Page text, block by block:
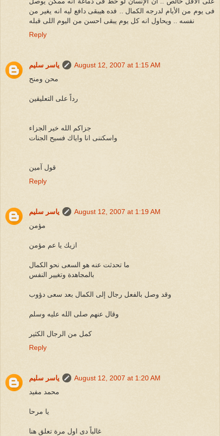
فى يوم من الأيام لدرجه الكمال .. فده هيبقى دافع ليه انه يغير من
نفسه .. ويحاول انه كل يوم يبقى احسن من اليوم اللى قبله
Reply
ياسر سليم
August 12, 2007 at 1:15 AM
محن ومنح
رداً على التعليقين
جزاكم الله خير الجزاء
واسكننى انا واياك فسيح الجنات
قول آمين
Reply
ياسر سليم
August 12, 2007 at 1:19 AM
مؤمن
ازيك يا عم مؤمن
ما تحدثت عنه هو السعى نحو الكمال
بالمجاهدة وتغيير النفس
وقد وصل بالفعل رجال إلى الكمال بعد سعى دؤوب
وقال عنهم صلى الله عليه وسلم
كمل من الرجال الكثير
Reply
ياسر سليم
August 12, 2007 at 1:20 AM
محمد مفيد
يا مرحا
غالباً دى اول مرة تعلق هنا